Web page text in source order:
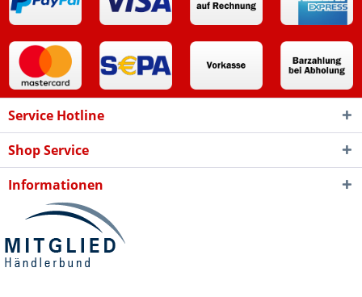
Service Hotline
Shop Service
Informationen